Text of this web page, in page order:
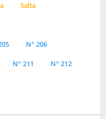
Salta
N° 206
N° 211 N° 212